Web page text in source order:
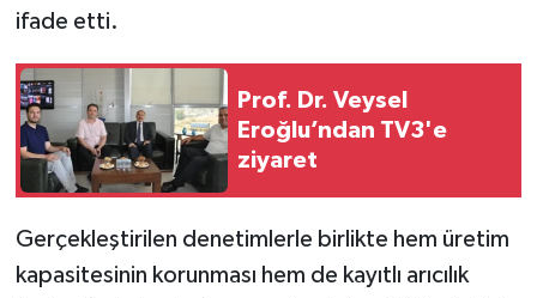
ifade etti.
Prof. Dr. Veysel
Eroğlu’ndan TV3'e
ziyaret
Gerçekleştirilen denetimlerle birlikte hem üretim
kapasitesinin korunması hem de kayıtlı arıcılık